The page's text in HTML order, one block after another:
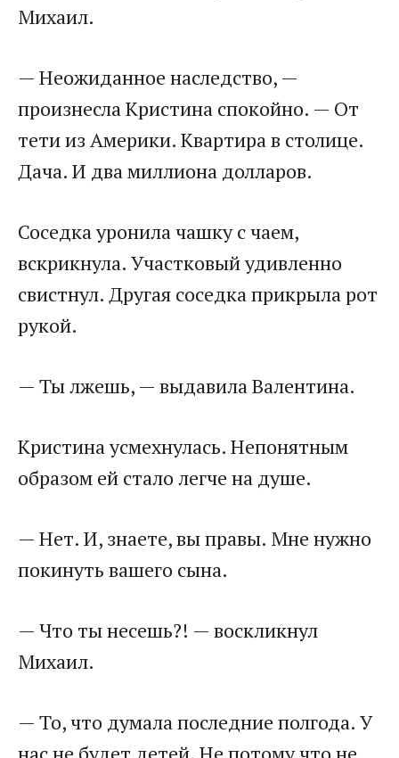
Михаил.
— Неожиданное наследство, —
произнесла Кристина спокойно. — От
тети из Америки. Квартира в столице.
Дача. И два миллиона долларов.
Соседка уронила чашку с чаем,
вскрикнула. Участковый удивленно
свистнул. Другая соседка прикрыла рот
рукой.
— Ты лжешь, — выдавила Валентина.
Кристина усмехнулась. Непонятным
образом ей стало легче на душе.
— Нет. И, знаете, вы правы. Мне нужно
покинуть вашего сына.
— Что ты несешь?! — воскликнул
Михаил.
— То, что думала последние полгода. У